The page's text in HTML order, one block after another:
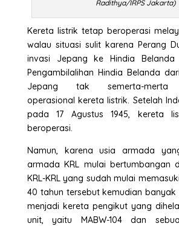
Radithya/IRPS Jakarta)
Kereta listrik tetap beroperasi
walau situasi sulit karena Perang
invasi Jepang ke Hindia Belanda
Pengambilalihan Hindia Belanda
Jepang tak semerta-merta
operasional kereta listrik. Setelah
pada 17 Agustus 1945, kereta
beroperasi.
Namun, karena usia armada
armada KRL mulai bertumbangan
KRL-KRL yang sudah mulai
40 tahun tersebut kemudian banyak
menjadi kereta pengikut yang
unit, yaitu MABW-104 dan